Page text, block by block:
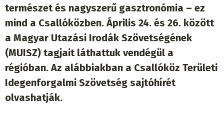
természet és nagyszerű gasztronómia – ez
mind a Csallóközben. Április 24. és 26. között
a Magyar Utazási Irodák Szövetségének
(MUISZ) tagjait láthattuk vendégül a
régióban. Az alábbiakban a Csallóköz Területi
Idegenforgalmi Szövetség sajtóhírét
olvashatják.